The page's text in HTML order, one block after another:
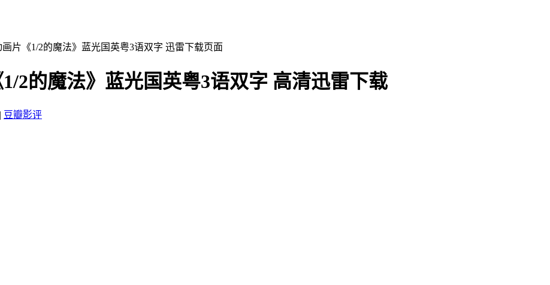
画片《1/2的魔法》蓝光国英粤3语双字 迅雷下载页面
2的魔法》蓝光国英粤3语双字 高清迅雷下载
| 豆瓣影评